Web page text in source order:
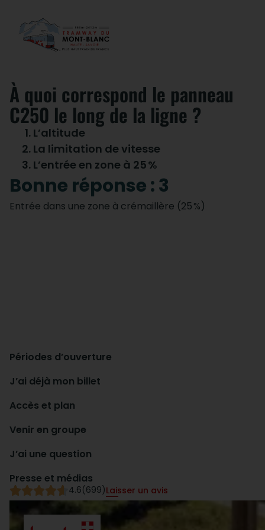
À quoi correspond le panneau
C250 le long de la ligne ?
L’altitude
La limitation de vitesse
L’entrée en zone à 25%
Bonne réponse : 3
Entrée dans une zone à crémaillère (25%)
Périodes d’ouverture
J’ai déjà mon billet
Accès et plan
Venir en groupe
J’ai une question
Presse et médias
4.6(699)Laisser un avis